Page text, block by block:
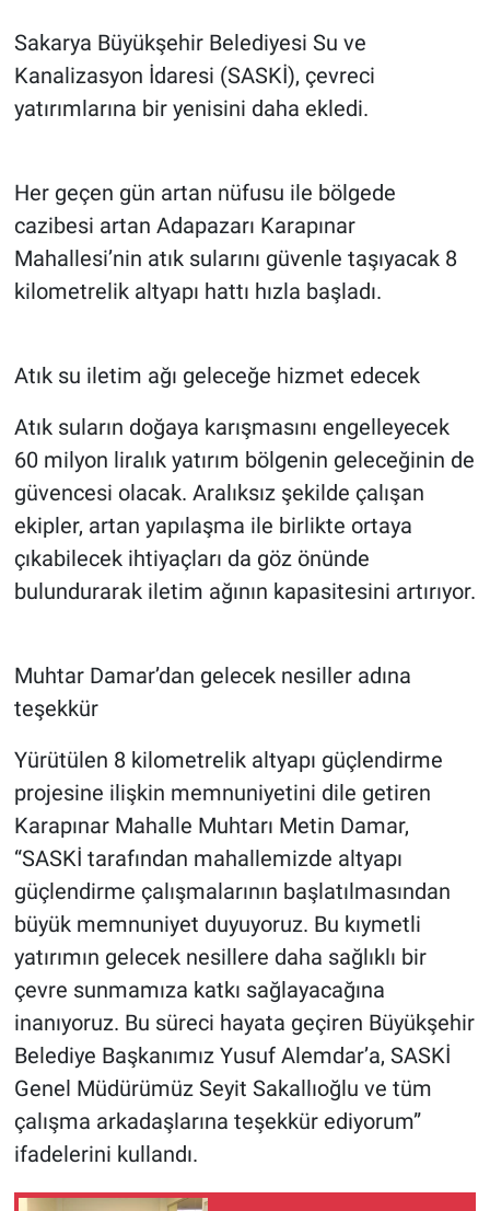
Sakarya Büyükşehir Belediyesi Su ve
Kanalizasyon İdaresi (SASKİ), çevreci
yatırımlarına bir yenisini daha ekledi.
Her geçen gün artan nüfusu ile bölgede
cazibesi artan Adapazarı Karapınar
Mahallesi’nin atık sularını güvenle taşıyacak 8
kilometrelik altyapı hattı hızla başladı.
Atık su iletim ağı geleceğe hizmet edecek
Atık suların doğaya karışmasını engelleyecek
60 milyon liralık yatırım bölgenin geleceğinin de
güvencesi olacak. Aralıksız şekilde çalışan
ekipler, artan yapılaşma ile birlikte ortaya
çıkabilecek ihtiyaçları da göz önünde
bulundurarak iletim ağının kapasitesini artırıyor.
Muhtar Damar’dan gelecek nesiller adına
teşekkür
Yürütülen 8 kilometrelik altyapı güçlendirme
projesine ilişkin memnuniyetini dile getiren
Karapınar Mahalle Muhtarı Metin Damar,
“SASKİ tarafından mahallemizde altyapı
güçlendirme çalışmalarının başlatılmasından
büyük memnuniyet duyuyoruz. Bu kıymetli
yatırımın gelecek nesillere daha sağlıklı bir
çevre sunmamıza katkı sağlayacağına
inanıyoruz. Bu süreci hayata geçiren Büyükşehir
Belediye Başkanımız Yusuf Alemdar’a, SASKİ
Genel Müdürümüz Seyit Sakallıoğlu ve tüm
çalışma arkadaşlarına teşekkür ediyorum”
ifadelerini kullandı.